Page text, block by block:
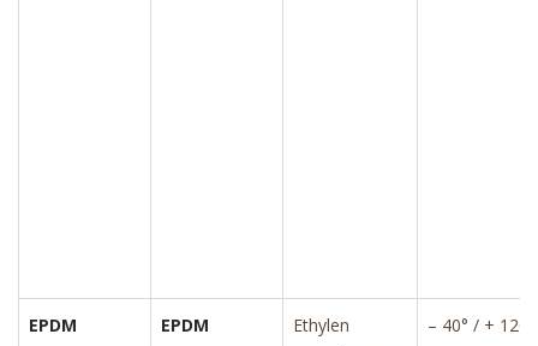
EPDM EPDM
Ethylen
– 40° / + 120°